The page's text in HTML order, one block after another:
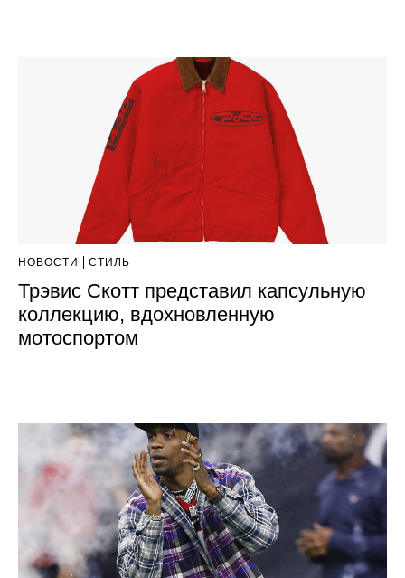
НОВОСТИ СТИЛЬ
Трэвис Скотт представил капсульную
коллекцию, вдохновленную
мотоспортом